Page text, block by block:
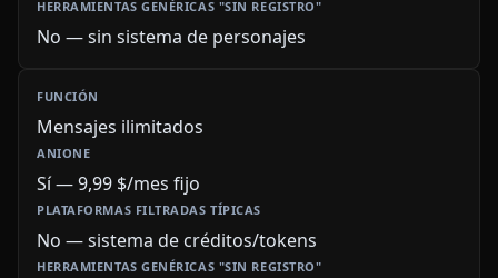
No — sin sistema de personajes
Mensajes ilimitados
Sí — 9,99 $/mes fijo
No — sistema de créditos/tokens